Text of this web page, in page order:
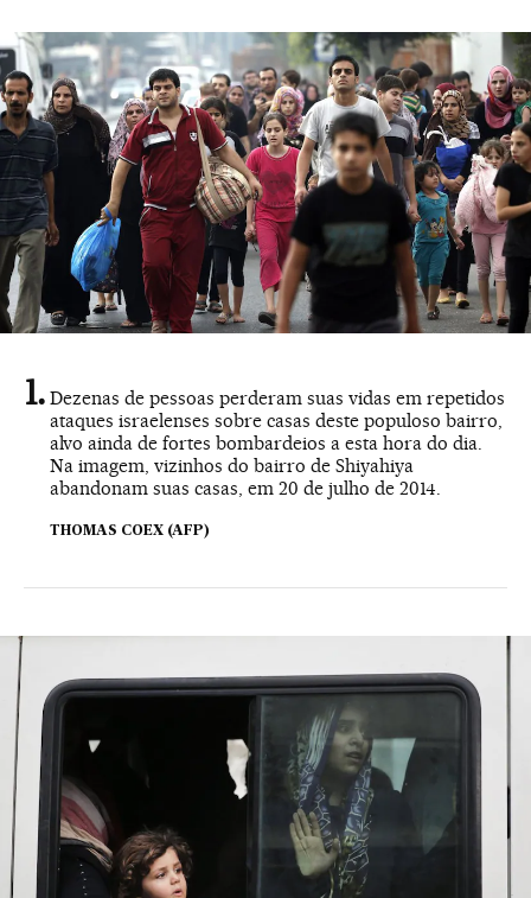
Dezenas de pessoas perderam suas vidas em repetidos
ataques israelenses sobre casas deste populoso bairro,
alvo ainda de fortes bombardeios a esta hora do dia.
Na imagem, vizinhos do bairro de Shiyahiya
abandonam suas casas, em 20 de julho de 2014.
THOMAS COEX (AFP)